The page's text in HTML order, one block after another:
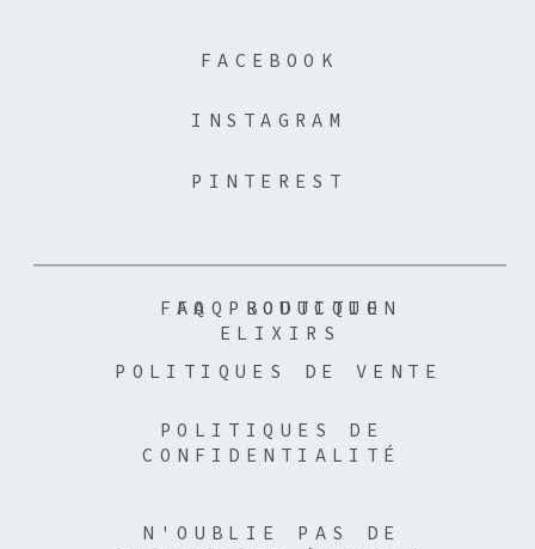
N'OUBLIE PAS DE
PINTEREST
INSTAGRAM
FACEBOOK
POLITIQUES DE VENTE
POLITIQUES DE
CONFIDENTIALITÉ
FAQ BOUTIQUE
FAQ PRODUCTION
ELIXIRS